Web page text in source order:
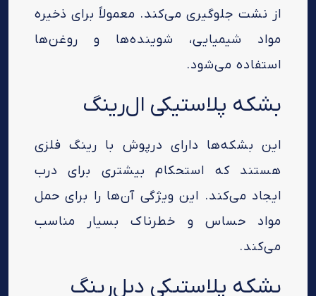
از نشت جلوگیری می‌کند. معمولاً برای ذخیره
مواد شیمیایی، شوینده‌ها و روغن‌ها
استفاده می‌شود.
بشکه پلاستیکی ال‌رینگ
این بشکه‌ها دارای درپوش با رینگ فلزی
هستند که استحکام بیشتری برای درب
ایجاد می‌کند. این ویژگی آن‌ها را برای حمل
مواد حساس و خطرناک بسیار مناسب
می‌کند.
بشکه پلاستیکی دبل‌رینگ